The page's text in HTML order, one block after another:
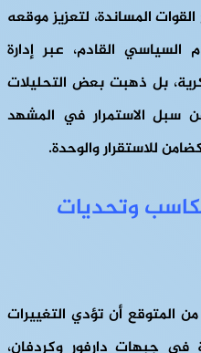
المساندة، لتعزيز موقعه
القادم، عبر إدارة
بل ذهبت بعض التحليلات
الاستمرار في المشهد
للاستقرار والوحدة.
وتحديات
أن تؤدي التغييرات